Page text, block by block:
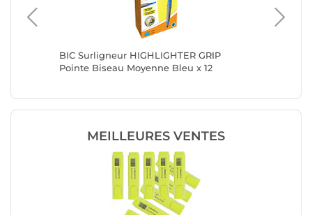
BIC Surligneur HIGHLIGHTER GRIP
Pointe Biseau Moyenne Bleu x 12
MEILLEURES VENTES